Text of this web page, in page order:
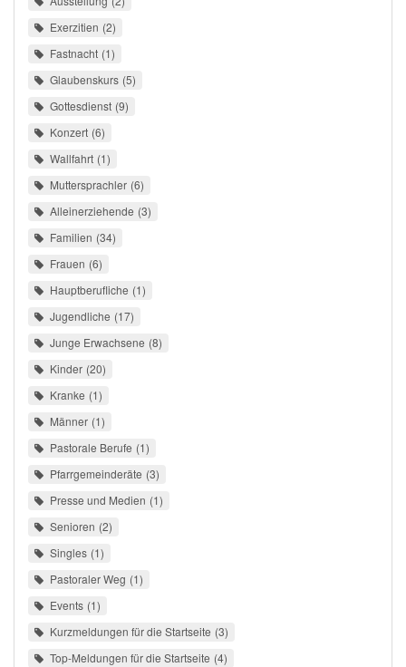
Exerzitien 2
Fastnacht 1
Glaubenskurs 5
Gottesdienst 9
Konzert 6
Wallfahrt 1
Muttersprachler 6
Alleinerziehende 3
Familien 34
Frauen 6
Hauptberufliche 1
Jugendliche 17
Junge Erwachsene 8
Kinder 20
Kranke 1
Männer 1
Pastorale Berufe 1
Pfarrgemeinderäte 3
Presse und Medien 1
Senioren 2
Singles 1
Pastoraler Weg 1
Events 1
Kurzmeldungen für die Startseite 3
Top-Meldungen für die Startseite 4